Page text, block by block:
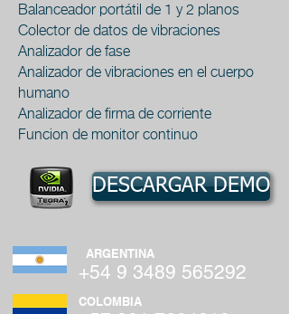
Balanceador portátil de 1 y 2 planos
Colector de datos de vibraciones
Analizador de fase
Analizador de vibraciones en el cuerpo
humano
Analizador de firma de corriente
Funcion de monitor continuo
DESCARGAR DEMO
ARGENTINA
+54 9 3489 565292
COLOMBIA